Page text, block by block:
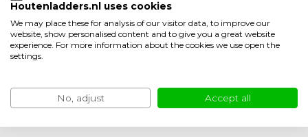
Specificaties
Product informatie
Houtenladders.nl uses cookies
We may place these for analysis of our visitor data, to improve our
website, show personalised content and to give you a great website
experience. For more information about the cookies we use open the
settings.
No, adjust Accept all